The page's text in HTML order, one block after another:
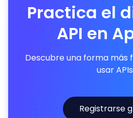
Practica el
API en
Descubre una forma más
usar APIs
Registrarse